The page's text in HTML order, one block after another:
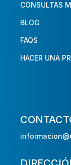
CONSULTAS
BLOG
FAQS
HACER UNA